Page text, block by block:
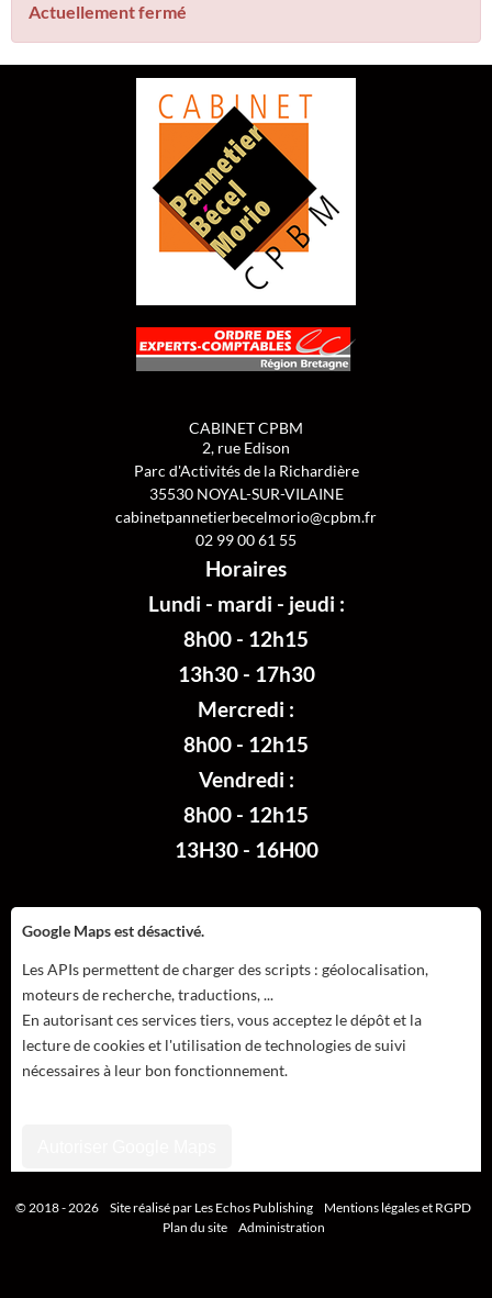
Actuellement fermé
CABINET CPBM
2, rue Edison
Parc d'Activités de la Richardière
35530 NOYAL-SUR-VILAINE
cabinetpannetierbecelmorio@cpbm.fr
02 99 00 61 55
Horaires
Lundi - mardi - jeudi :
8h00 - 12h15
13h30 - 17h30
Mercredi :
8h00 - 12h15
Vendredi :
8h00 - 12h15
13H30 - 16H00
Google Maps est désactivé.
Les APIs permettent de charger des scripts : géolocalisation,
moteurs de recherche, traductions, ...
En autorisant ces services tiers, vous acceptez le dépôt et la
lecture de cookies et l'utilisation de technologies de suivi
nécessaires à leur bon fonctionnement.
Google Maps est désactivé.
© 2018 - 2026 Site réalisé par Les Echos Publishing
Mentions légales et RGPD
Plan du site
Administration